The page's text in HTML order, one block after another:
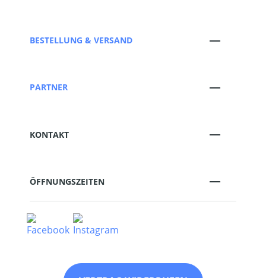
BESTELLUNG & VERSAND
PARTNER
KONTAKT
ÖFFNUNGSZEITEN